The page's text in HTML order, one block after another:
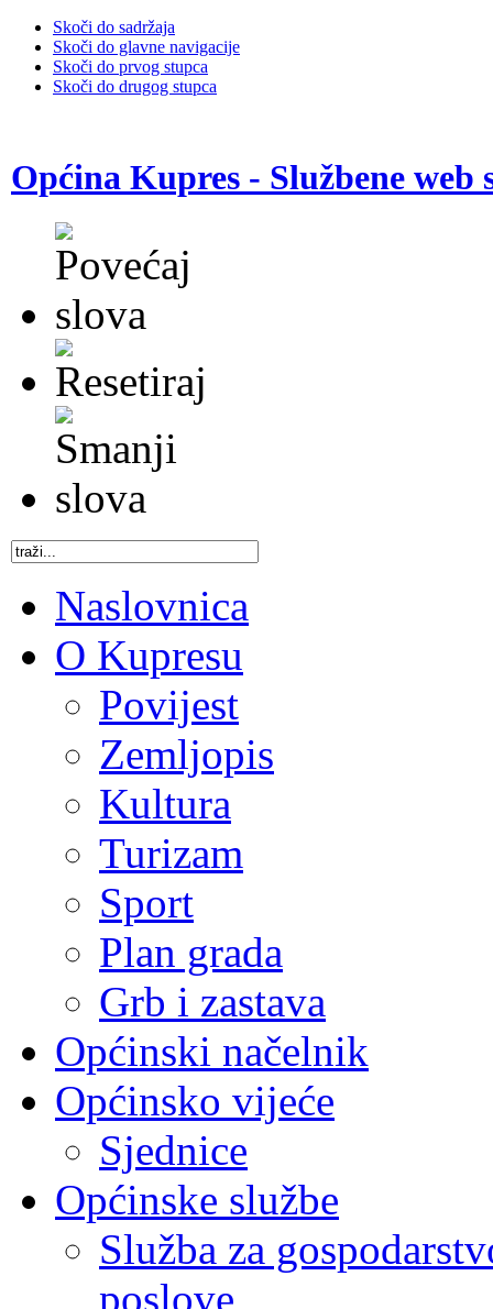
Skoči do sadržaja
Skoči do glavne navigacije
Skoči do prvog stupca
Skoči do drugog stupca
Općina Kupres - Službene web
Naslovnica
O Kupresu
Povijest
Zemljopis
Kultura
Turizam
Sport
Plan grada
Grb i zastava
Općinski načelnik
Općinsko vijeće
Sjednice
Općinske službe
Služba za
poslove